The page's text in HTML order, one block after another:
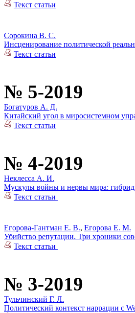
Текст статьи
Сорокина В. С.
Инсценирование политической
Текст статьи
№ 5-2019
Богатуров А. Д.
Китайский угол в миросистемном
Текст статьи
№ 4-2019
Неклесса А. И.
Мускулы войны и нервы мира:
Текст статьи
Егорова-Гантман Е. В., Егорова Е. М.
Убийство репутации. Три хроники
Текст статьи
№ 3-2019
Тульчинский Г. Л.
Политический контекст наррации с